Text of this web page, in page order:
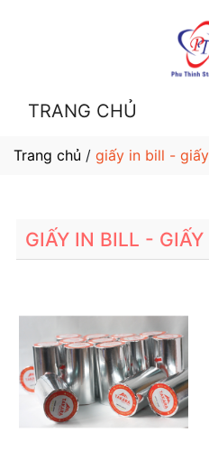
TRANG CHỦ
Trang chủ / giấy in bill -
GIẤY IN BILL -